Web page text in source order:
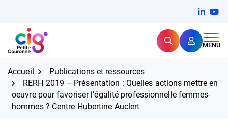
contenu
CIG Petite Couronne RechercherMENU
Expertise et proximité pour
Accueil
Publications et ressources
RERH 2019 – Présentation : Quelles actions mettre en
oeuvre pour favoriser l’égalité professionnelle femmes-
hommes ? Centre Hubertine Auclert